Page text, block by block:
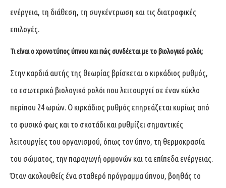
ενέργεια, τη διάθεση, τη συγκέντρωση και τις διατροφικές
επιλογές.
Τι είναι ο χρονοτύπος ύπνου και πώς συνδέεται με το βιολογικό ρολόι;
Στην καρδιά αυτής της θεωρίας βρίσκεται ο κιρκάδιος ρυθμός,
το εσωτερικό βιολογικό ρολόι που λειτουργεί σε έναν κύκλο
περίπου 24 ωρών. Ο κιρκάδιος ρυθμός επηρεάζεται κυρίως από
το φυσικό φως και το σκοτάδι και ρυθμίζει σημαντικές
λειτουργίες του οργανισμού, όπως τον ύπνο, τη θερμοκρασία
του σώματος, την παραγωγή ορμονών και τα επίπεδα ενέργειας.
Όταν ακολουθείς ένα σταθερό πρόγραμμα ύπνου, βοηθάς το